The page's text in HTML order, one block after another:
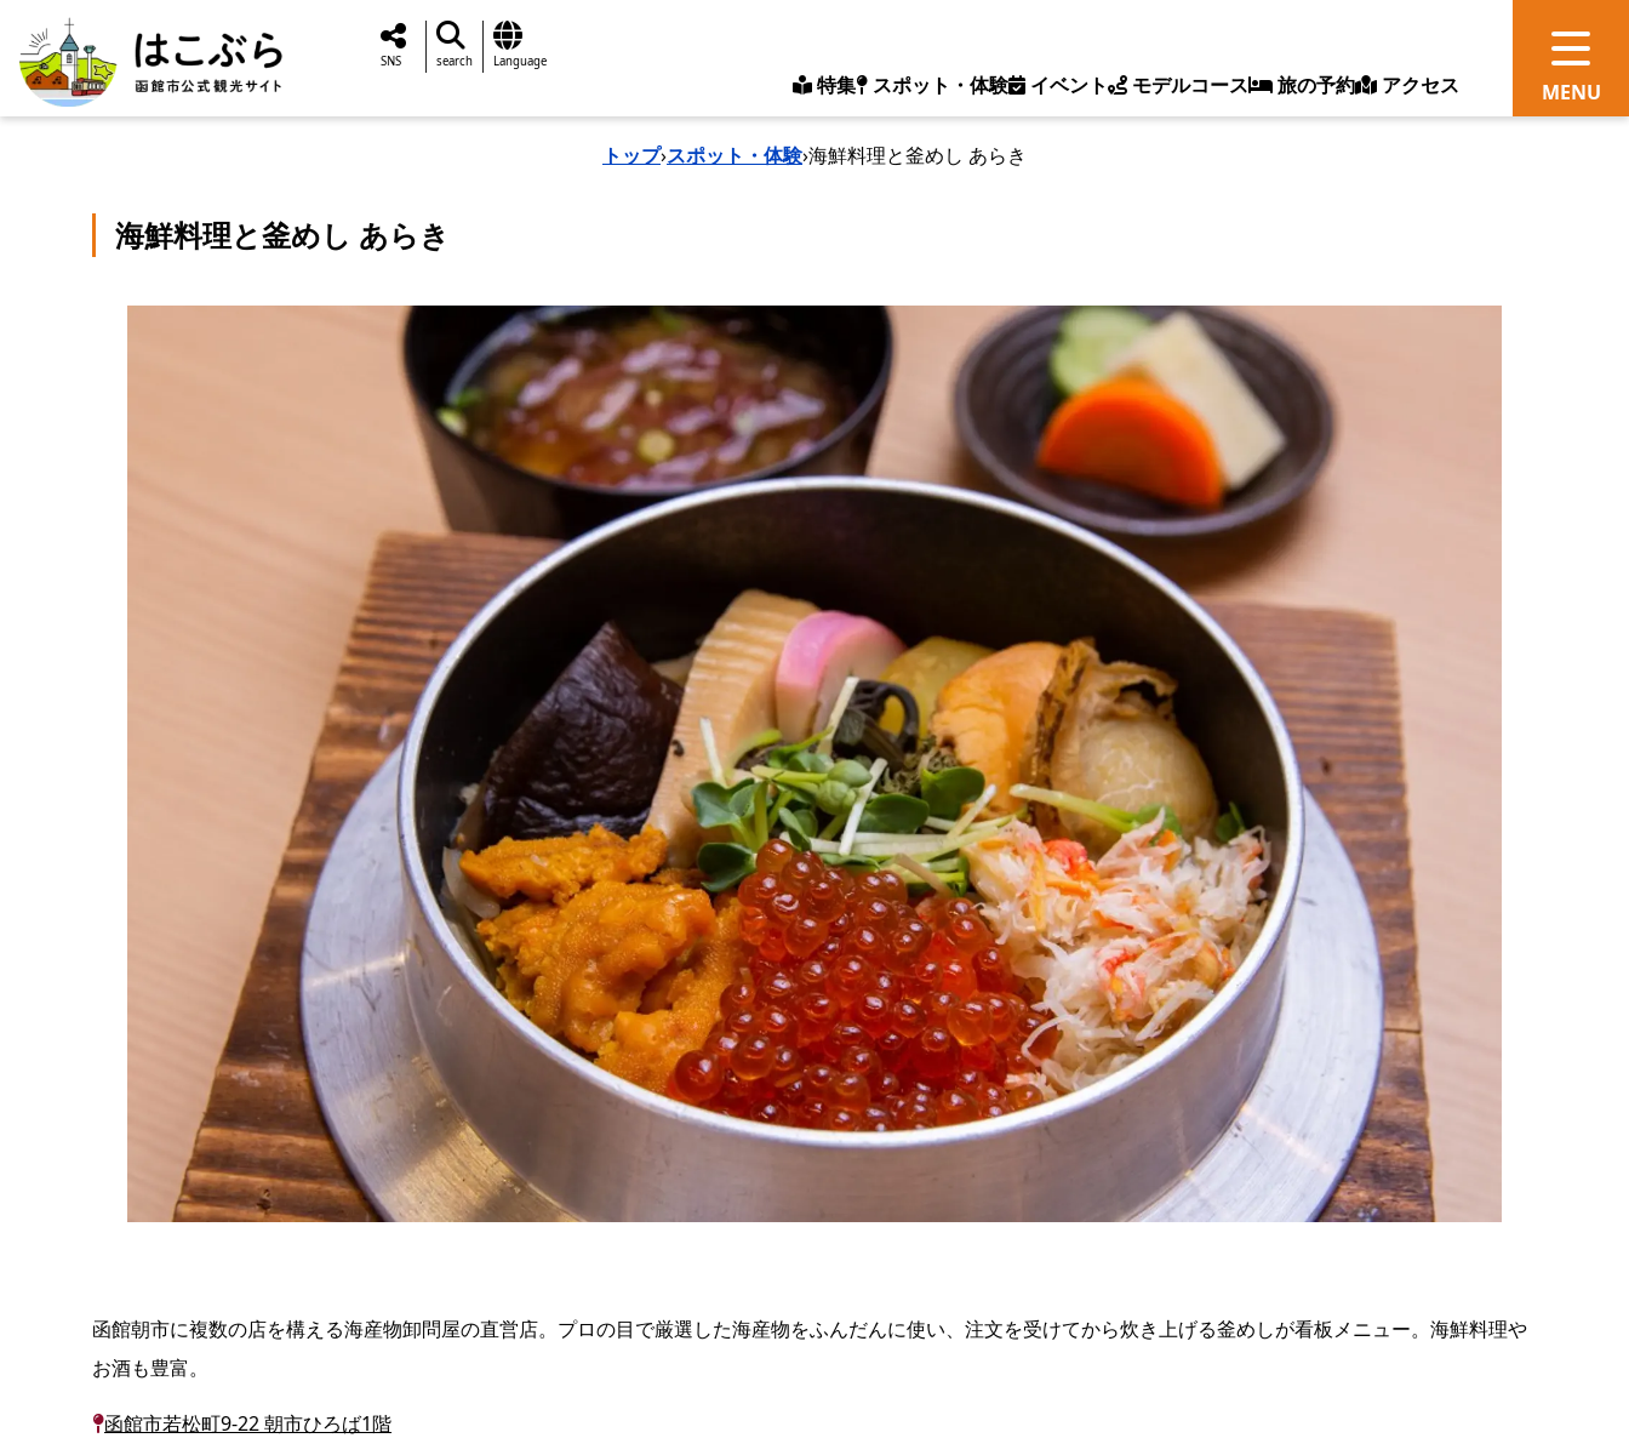
特集 スポット・体験 イベント モデルコース 旅の予約 アクセス
SNS search Language
トップ›スポット・体験›海鮮料理と釜めし あらき
海鮮料理と釜めし あらき
函館朝市に複数の店を構える海産物卸問屋の直営店。プロの目で厳選した海産物をふんだんに使い、注文を受けてから炊き上げる釜めしが看板メニュー。海鮮料理や
お酒も豊富。
函館市若松町9-22 朝市ひろば1階